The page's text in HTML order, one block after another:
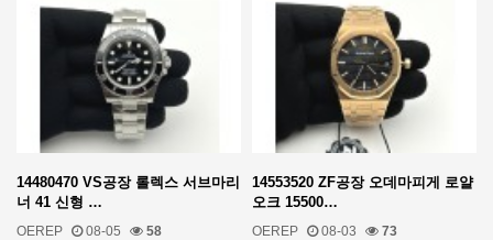
14480470 VS공장 롤렉스 서브마리
너 41 신형 …
OEREP 08-05 58
14553520 ZF공장 오데마피게 로얄
오크 15500…
OEREP 08-03 73